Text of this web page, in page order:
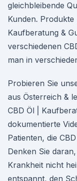
gleichbleibende
Kunden. Produkte
Kaufberatung &
verschiedenen
man in
Probieren Sie
aus Österreich &
CBD Öl |
dokumentierte
Patienten, die
Denken Sie
Krankheit nicht
entspannt, den